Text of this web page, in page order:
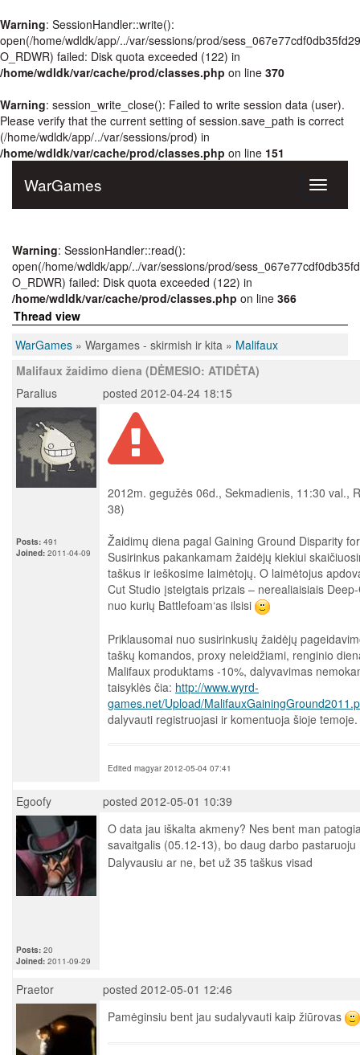
Warning: SessionHandler::write():
open(/home/wdldk/app/../var/sessions/prod/
O_RDWR) failed: Disk quota exceeded (122) in
/home/wdldk/var/cache/prod/classes.php on line 370
Warning: session_write_close(): Failed to write session data (user).
Please verify that the current setting of session.save_path is correct
(/home/wdldk/app/../var/sessions/prod) in
/home/wdldk/var/cache/prod/classes.php on line 151
Toggle
WarGames
Warning: SessionHandler::read():
open(/home/wdldk/app/../var/sessions/prod/
O_RDWR) failed: Disk quota exceeded (122) in
/home/wdldk/var/cache/prod/classes.php on line 366
Thread view
WarGames » Wargames - skirmish ir kita » Malifaux
Malifaux žaidimo diena (DĖMESIO: ATIDĖTA)
Paralius
posted 2012-04-24 18:15
Posts: 491
Joined: 2011-04-09
2012m. gegužės 06d., Sekmadienis, 11:30 val.,
38)
Žaidimų diena pagal Gaining Ground Disparity
Susirinkus pakankamam žaidėjų kiekiui
taškus ir ieškosime laimėtojų. O laimėtojus
Cut Studio įsteigtais prizais – nerealiaisiais
nuo kurių Battlefoam‘as ilsisi
Priklausomai nuo susirinkusių žaidėjų
taškų komandos, proxy neleidžiami, renginio
Malifaux produktams -10%, dalyvavimas
taisyklės čia: http://www.wyrd-
games.net/Upload/
dalyvauti registruojasi ir komentuoja šioje temoje.
Edited magyar 2012-05-04 07:41
Egoofy posted 2012-05-01 10:39
Posts: 20
Joined: 2011-09-29
O data jau iškalta akmeny? Nes bent man
savaitgalis (05.12-13), bo daug darbo
Dalyvausiu ar ne, bet už 35 taškus visad
Praetor posted 2012-05-01 12:46
Pamėginsiu bent jau sudalyvauti kaip žiūrovas